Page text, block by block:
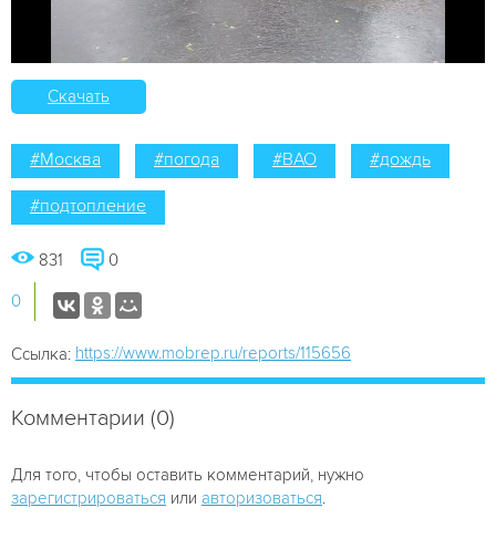
Скачать
#Москва #погода #ВАО #дождь
#подтопление
831 0
0
Ссылка: https://www.mobrep.ru/reports/115656
Комментарии (0)
Для того, чтобы оставить комментарий, нужно
зарегистрироваться или авторизоваться